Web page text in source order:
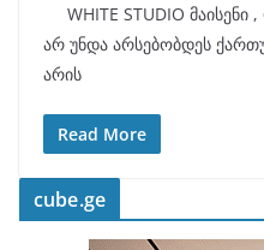
WHITE STUDIO
არ უნდა არსებობდეს
არის
Read More
cube.ge